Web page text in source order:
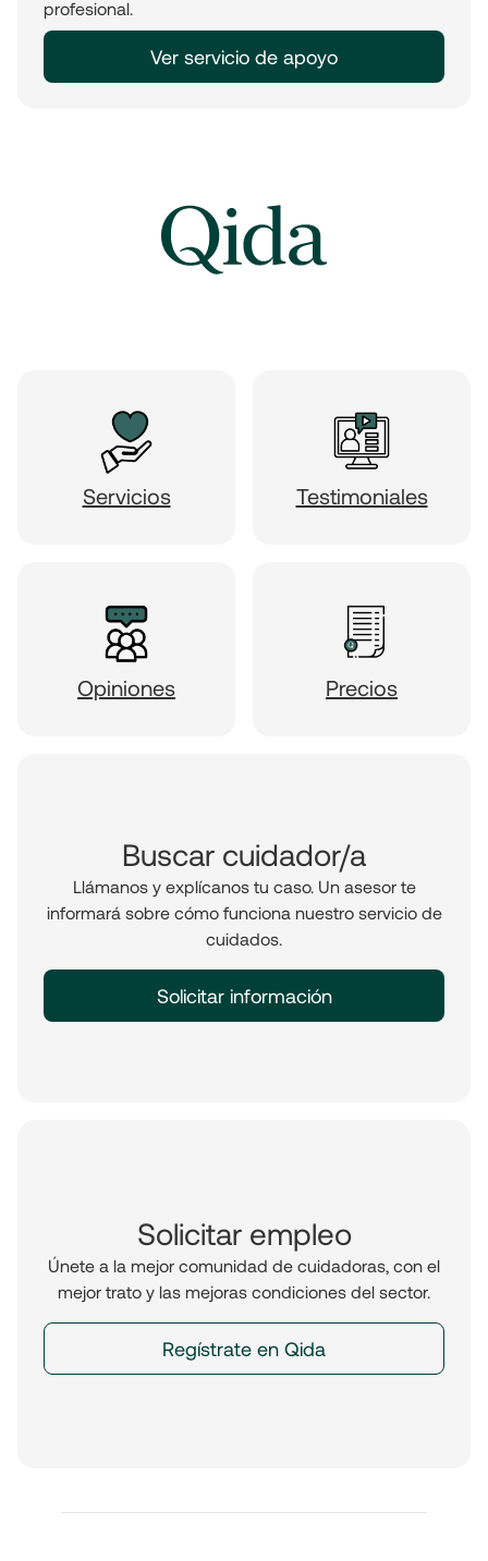
profesional.
Ver servicio de apoyo
Servicios Testimoniales
Opiniones Precios
Buscar cuidador/a
Llámanos y explícanos tu caso. Un asesor te
informará sobre cómo funciona nuestro servicio de
cuidados.
Solicitar información
Solicitar empleo
Únete a la mejor comunidad de cuidadoras, con el
mejor trato y las mejoras condiciones del sector.
Regístrate en Qida